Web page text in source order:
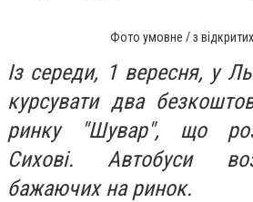
Фото умовне / з
Із середи, 1 вересня, у
курсувати два
ринку "Шувар", що
Сихові. Автобуси
бажаючих на ринок.